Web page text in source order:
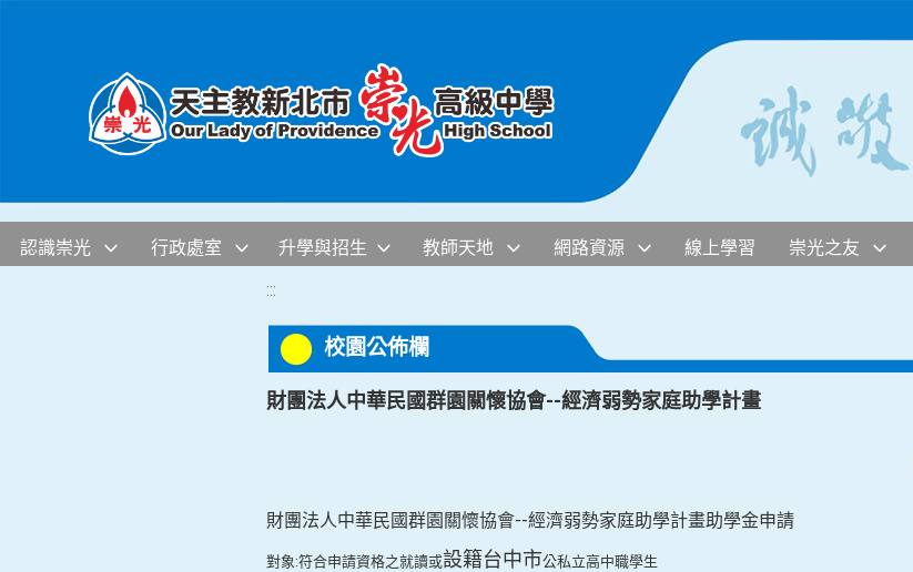
認識崇光 行政處室 升學與招生 教師天地 網路資源 線上學習 崇光之友
:::
校園公佈欄
財團法人中華民國群園關懷協會--經濟弱勢家庭助學計畫
財團法人中華民國群園關懷協會--經濟弱勢家庭助學計畫助學金申請
對象:符合申請資格之就讀或設籍台中市公私立高中職學生